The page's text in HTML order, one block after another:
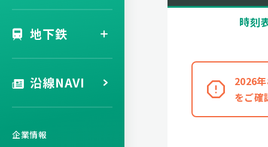
地下鉄
沿線NAVI
企業情報
時刻
2026
をご確